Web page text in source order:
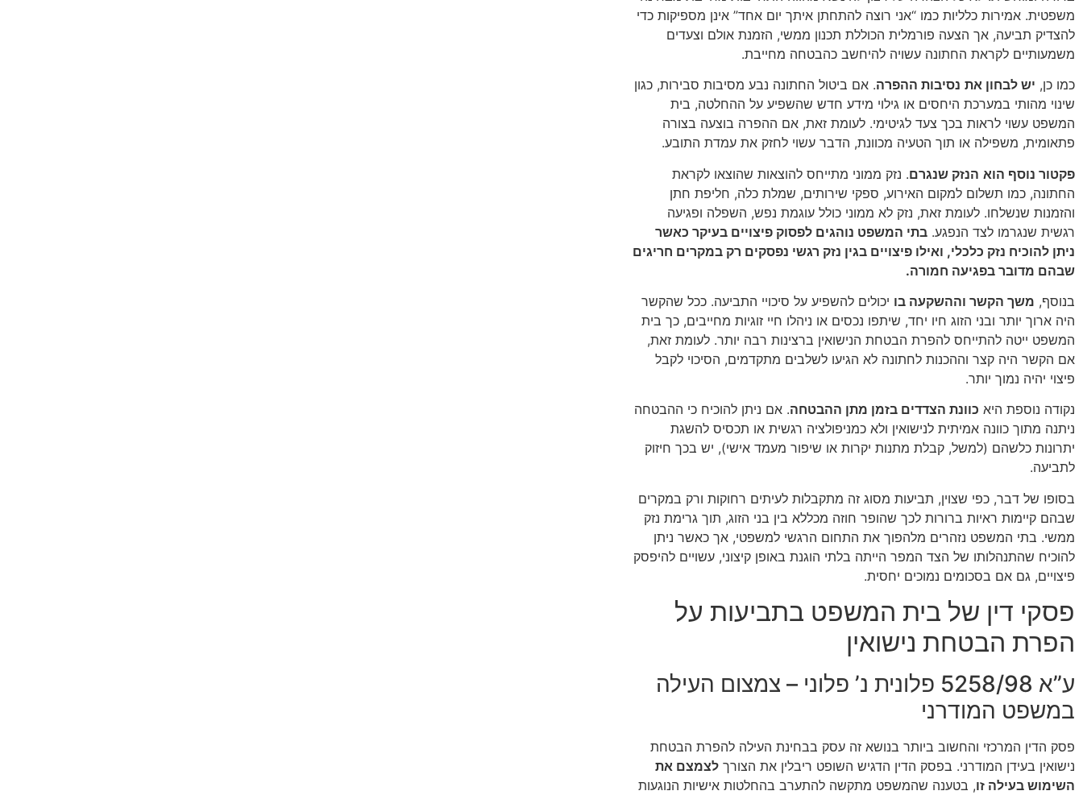
משפטית. אמירות כלליות כמו “אני רוצה להתחתן איתך יום אחד” אינן מספיקות כדי
להצדיק תביעה, אך הצעה פורמלית הכוללת תכנון ממשי, הזמנת אולם וצעדים
משמעותיים לקראת החתונה עשויה להיחשב כהבטחה מחייבת.
כמו כן, יש לבחון את נסיבות ההפרה. אם ביטול החתונה נבע מסיבות סבירות, כגון
שינוי מהותי במערכת היחסים או גילוי מידע חדש שהשפיע על ההחלטה, בית
המשפט עשוי לראות בכך צעד לגיטימי. לעומת זאת, אם ההפרה בוצעה בצורה
פתאומית, משפילה או תוך הטעיה מכוונת, הדבר עשוי לחזק את עמדת התובע.
פקטור נוסף הוא הנזק שנגרם. נזק ממוני מתייחס להוצאות שהוצאו לקראת
החתונה, כמו תשלום למקום האירוע, ספקי שירותים, שמלת כלה, חליפת חתן
והזמנות שנשלחו. לעומת זאת, נזק לא ממוני כולל עוגמת נפש, השפלה ופגיעה
רגשית שנגרמו לצד הנפגע. בתי המשפט נוהגים לפסוק פיצויים בעיקר כאשר
ניתן להוכיח נזק כלכלי, ואילו פיצויים בגין נזק רגשי נפסקים רק במקרים חריגים
שבהם מדובר בפגיעה חמורה.
בנוסף, משך הקשר וההשקעה בו יכולים להשפיע על סיכויי התביעה. ככל שהקשר
היה ארוך יותר ובני הזוג חיו יחד, שיתפו נכסים או ניהלו חיי זוגיות מחייבים, כך בית
המשפט ייטה להתייחס להפרת הבטחת הנישואין ברצינות רבה יותר. לעומת זאת,
אם הקשר היה קצר וההכנות לחתונה לא הגיעו לשלבים מתקדמים, הסיכוי לקבל
פיצוי יהיה נמוך יותר.
נקודה נוספת היא כוונת הצדדים בזמן מתן ההבטחה. אם ניתן להוכיח כי ההבטחה
ניתנה מתוך כוונה אמיתית לנישואין ולא כמניפולציה רגשית או תכסיס להשגת
יתרונות כלשהם (למשל, קבלת מתנות יקרות או שיפור מעמד אישי), יש בכך חיזוק
לתביעה.
בסופו של דבר, כפי שצוין, תביעות מסוג זה מתקבלות לעיתים רחוקות ורק במקרים
שבהם קיימות ראיות ברורות לכך שהופר חוזה מכללא בין בני הזוג, תוך גרימת נזק
ממשי. בתי המשפט נזהרים מלהפוך את התחום הרגשי למשפטי, אך כאשר ניתן
להוכיח שהתנהלותו של הצד המפר הייתה בלתי הוגנת באופן קיצוני, עשויים להיפסק
פיצויים, גם אם בסכומים נמוכים יחסית.
פסקי דין של בית המשפט בתביעות על
הפרת הבטחת נישואין
ע”א 5258/98 פלונית נ’ פלוני – צמצום העילה
במשפט המודרני
פסק הדין המרכזי והחשוב ביותר בנושא זה עסק בבחינת העילה להפרת הבטחת
נישואין בעידן המודרני. בפסק הדין הדגיש השופט ריבלין את הצורך לצמצם את
השימוש בעילה זו, בטענה שהמשפט מתקשה להתערב בהחלטות אישיות הנוגעות